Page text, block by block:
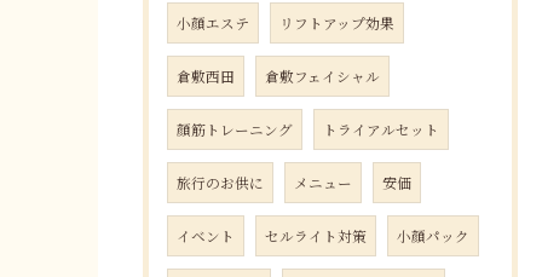
小顔エステ リフトアップ効果
倉敷西田 倉敷フェイシャル
顔筋トレーニング トライアルセット
旅行のお供に メニュー 安価
イベント セルライト対策 小顔パック